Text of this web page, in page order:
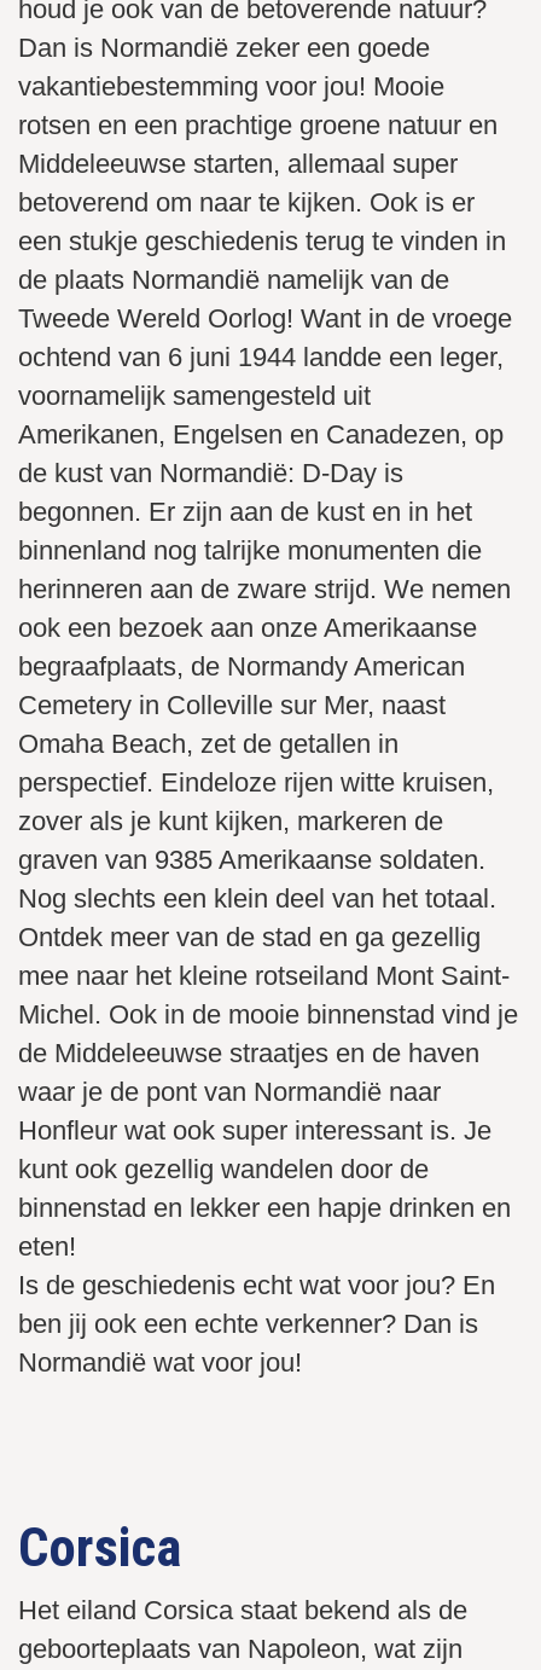
houd je ook van de betoverende natuur?
Dan is Normandië zeker een goede
vakantiebestemming voor jou! Mooie
rotsen en een prachtige groene natuur en
Middeleeuwse starten, allemaal super
betoverend om naar te kijken. Ook is er
een stukje geschiedenis terug te vinden in
de plaats Normandië namelijk van de
Tweede Wereld Oorlog! Want in de vroege
ochtend van 6 juni 1944 landde een leger,
voornamelijk samengesteld uit
Amerikanen, Engelsen en Canadezen, op
de kust van Normandië: D-Day is
begonnen. Er zijn aan de kust en in het
binnenland nog talrijke monumenten die
herinneren aan de zware strijd. We nemen
ook een bezoek aan onze Amerikaanse
begraafplaats, de Normandy American
Cemetery in Colleville sur Mer, naast
Omaha Beach, zet de getallen in
perspectief. Eindeloze rijen witte kruisen,
zover als je kunt kijken, markeren de
graven van 9385 Amerikaanse soldaten.
Nog slechts een klein deel van het totaal.
Ontdek meer van de stad en ga gezellig
mee naar het kleine rotseiland Mont Saint-
Michel. Ook in de mooie binnenstad vind je
de Middeleeuwse straatjes en de haven
waar je de pont van Normandië naar
Honfleur wat ook super interessant is. Je
kunt ook gezellig wandelen door de
binnenstad en lekker een hapje drinken en
eten!
Is de geschiedenis echt wat voor jou? En
ben jij ook een echte verkenner? Dan is
Normandië wat voor jou!
Corsica
Het eiland Corsica staat bekend als de
geboorteplaats van Napoleon, wat zijn